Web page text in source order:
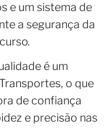
e um sistema de
a segurança da
é um
o que
de confiança
e precisão nas